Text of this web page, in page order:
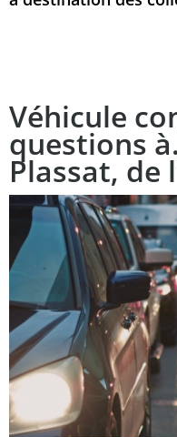
Véhicule
questions
Plassat, de